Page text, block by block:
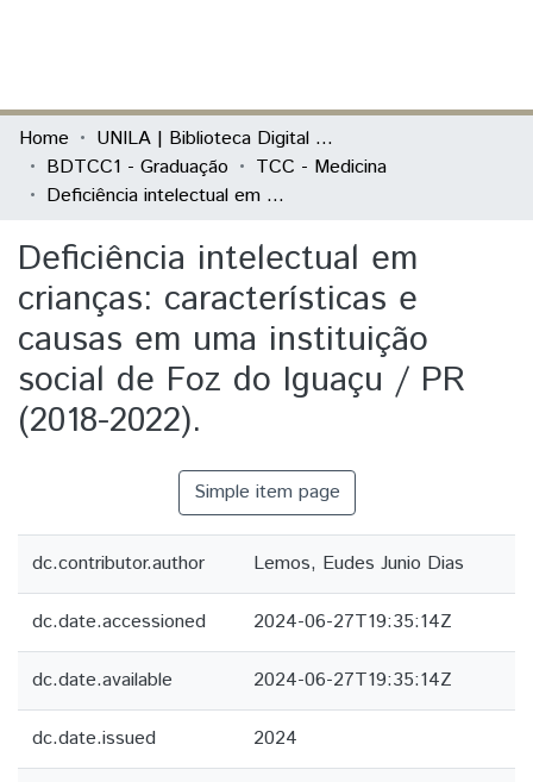
Communities & Collections
All of DSpace
Home
UNILA | Biblioteca Digital de Trabalhos de Conclusão de Curso
BDTCC1 - Graduação
TCC - Medicina
Deficiência intelectual em crianças: características e causas em uma instituição social de Foz do Iguaçu / PR (2018-2022).
Deficiência intelectual em
crianças: características e
causas em uma instituição
social de Foz do Iguaçu / PR
(2018-2022).
Simple item page
dc.contributor.author Lemos, Eudes Junio Dias
dc.date.accessioned 2024-06-27T19:35:14Z
dc.date.available 2024-06-27T19:35:14Z
dc.date.issued 2024